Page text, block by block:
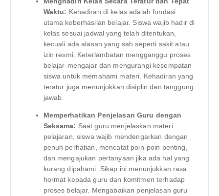
Waktu: Kehadiran di kelas adalah fondasi
utama keberhasilan belajar. Siswa wajib hadir di
kelas sesuai jadwal yang telah ditentukan,
kecuali ada alasan yang sah seperti sakit atau
izin resmi. Keterlambatan mengganggu proses
belajar-mengajar dan mengurangi kesempatan
siswa untuk memahami materi. Kehadiran yang
teratur juga menunjukkan disiplin dan tanggung
jawab.
Memperhatikan Penjelasan Guru dengan
Seksama: Saat guru menjelaskan materi
pelajaran, siswa wajib mendengarkan dengan
penuh perhatian, mencatat poin-poin penting,
dan mengajukan pertanyaan jika ada hal yang
kurang dipahami. Sikap ini menunjukkan rasa
hormat kepada guru dan komitmen terhadap
proses belajar. Mengabaikan penjelasan guru